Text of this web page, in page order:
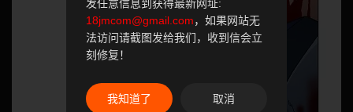
发任意信息到获得最新网址:
18jmcom@gmail.com，如果网站无
法访问请截图发给我们，收到信会立
刻修复！
我知道了 取消